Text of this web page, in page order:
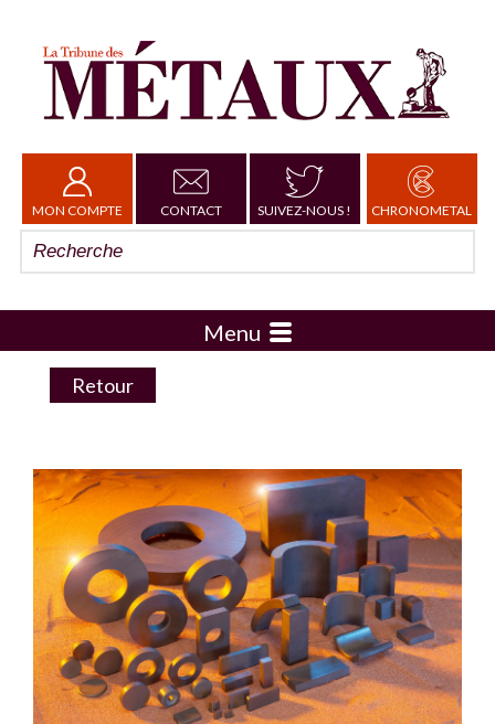
MON COMPTE CONTACT SUIVEZ-NOUS ! CHRONOMETAL
Menu
Retour